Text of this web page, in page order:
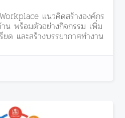
แนวคิดสร้างองค์กร
พร้อมตัวอย่างกิจกรรม เพิ่ม
ด และสร้างบรรยากาศทำงาน